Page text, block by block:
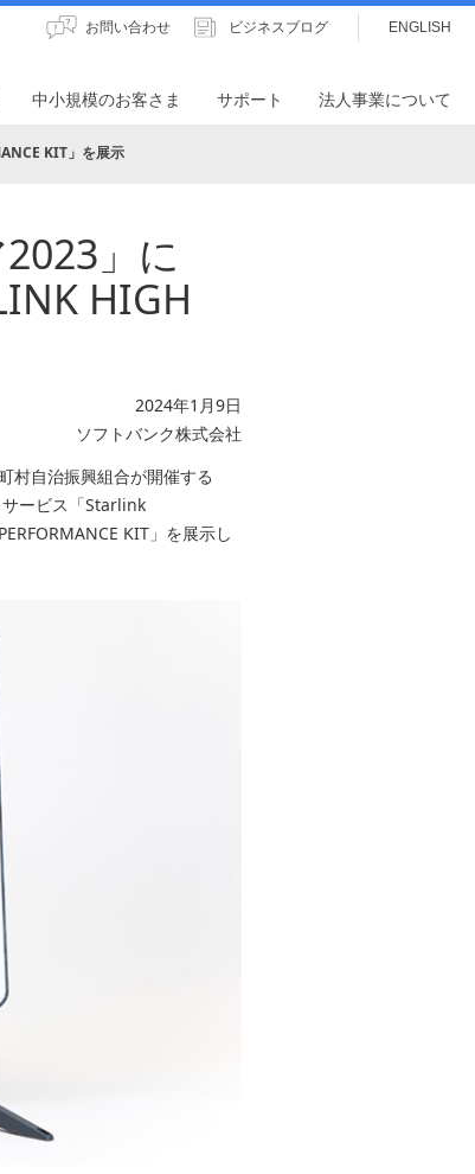
お問い合わせ ビジネスブログ ENGLISH
中小規模のお客さま サポート 法人事業について
KIT」を展示
」に
HIGH
2024年1月9日
ソフトバンク株式会社
村自治振興組合が開催する
ービス「Starlink
KIT」を展示し